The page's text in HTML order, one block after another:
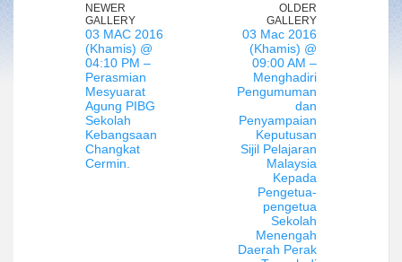
NEWER
GALLERY
03 MAC 2016
(Khamis) @
04:10 PM –
Perasmian
Mesyuarat
Agung PIBG
Sekolah
Kebangsaan
Changkat
Cermin.
OLDER
GALLERY
03 Mac 2016
(Khamis) @
09:00 AM –
Menghadiri
Pengumuman
dan
Penyampaian
Keputusan
Sijil Pelajaran
Malaysia
Kepada
Pengetua-
pengetua
Sekolah
Menengah
Daerah Perak